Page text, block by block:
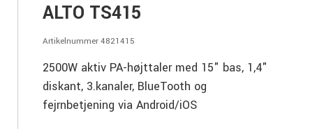
ALTO TS415
Artikelnummer 4821415
2500W aktiv PA-højttaler med 15" bas, 1,4"
diskant, 3.kanaler, BlueTooth og
fejrnbetjening via Android/iOS